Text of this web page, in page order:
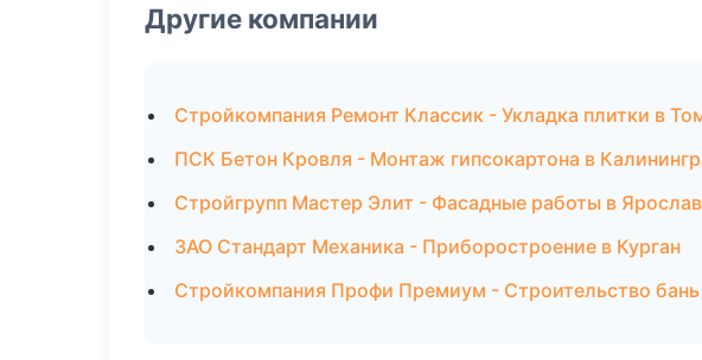
Другие компании
Стройкомпания Ремонт Классик - Укладка плитки в
ПСК Бетон Кровля - Монтаж гипсокартона в
Стройгрупп Мастер Элит - Фасадные работы в
ЗАО Стандарт Механика - Приборостроение в Курган
Стройкомпания Профи Премиум - Строительство бань